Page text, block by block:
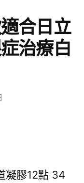
合日立
治療白
凝膠12點 34